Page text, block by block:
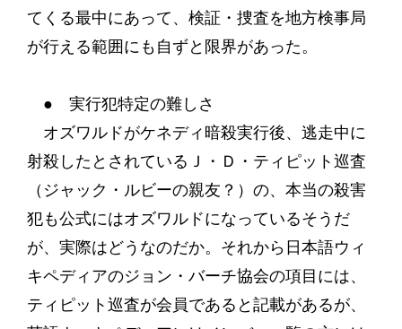
てくる最中にあって、検証・捜査を地方検事局
が行える範囲にも自ずと限界があった。
● 実行犯特定の難しさ
オズワルドがケネディ暗殺実行後、逃走中に
射殺したとされているＪ・Ｄ・ティピット巡査
（ジャック・ルビーの親友？）の、本当の殺害
犯も公式にはオズワルドになっているそうだ
が、実際はどうなのだか。それから日本語ウィ
キペディアのジョン・バーチ協会の項目には、
ティピット巡査が会員であると記載があるが、